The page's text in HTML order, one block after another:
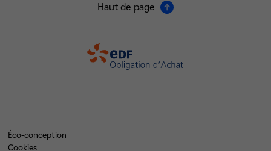
Haut de page
Éco-conception
Cookies